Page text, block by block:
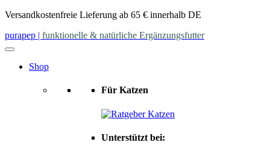
Skip
content
Versandkostenfreie Lieferung ab 65 € innerhalb DE
purapep | funktionelle & natürliche Ergänzungsfutter
Shop
Für Katzen
Unterstützt bei: